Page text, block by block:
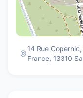
14 Rue
France, 13310